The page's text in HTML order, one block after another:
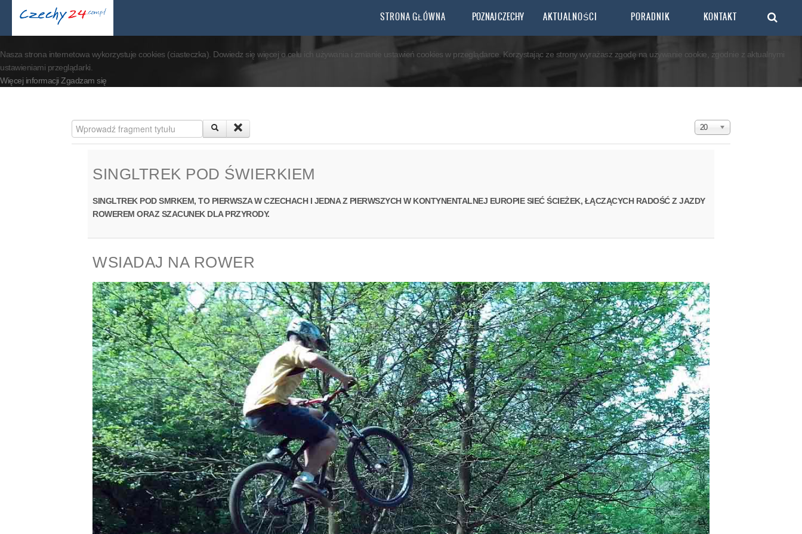
Nasza strona internetowa wykorzystuje cookies (ciasteczka). Dowiedz się więcej o celu ich używania i zmianie ustawień cookies w przeglądarce. Korzystając ze strony wyrażasz zgodę na używanie cookie, zgodnie z aktualnymi
ustawieniami przeglądarki.
Więcej informacji Zgadzam się
STRONA GŁÓWNA POZNAJ CZECHY AKTUALNOŚCI PORADNIK KONTAKT
Wprowadź fragment tytułu Pokaż #
20
SINGLTREK POD ŚWIERKIEM
SINGLTREK POD SMRKEM, TO PIERWSZA W CZECHACH I JEDNA Z PIERWSZYCH W KONTYNENTALNEJ EUROPIE SIEĆ ŚCIEŻEK, ŁĄCZĄCYCH RADOŚĆ Z JAZDY
ROWEREM ORAZ SZACUNEK DLA PRZYRODY.
WSIADAJ NA ROWER
By visiting our website you agree that we are using cookies to ensure you to get the best experience. Accept Decline